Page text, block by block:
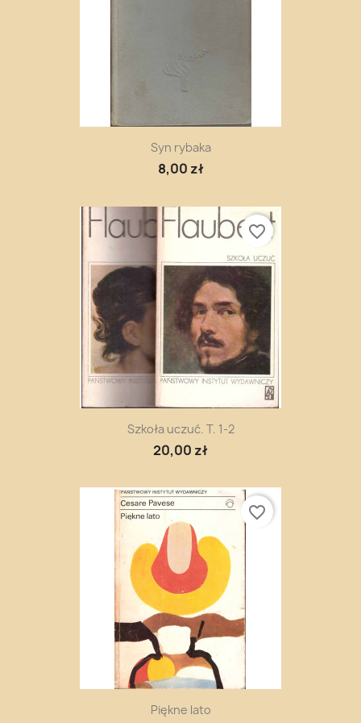
Syn rybaka
8,00 zł
Szkoła uczuć. T. 1-2
20,00 zł
favorite_border
Piękne lato
favorite_border